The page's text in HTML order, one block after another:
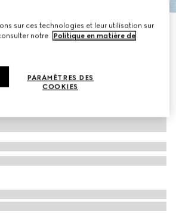
GGsur ces technologies et leur utilisation sur
notre
Politique en matière de
PARAMÈTRES DES
COOKIES